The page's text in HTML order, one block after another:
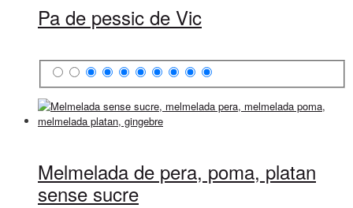
Pa de pessic de Vic
Melmelada de pera, poma, platan
sense sucre